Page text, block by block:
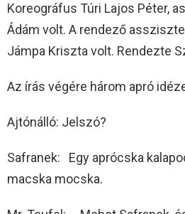
Koreográfus Túri Lajos Péter,
Ádám volt. A rendező
Jámpa Kriszta volt. Rendezte
Az írás végére három apró
Ajtónálló: Jelszó?
Safranek: Egy aprócska
macska mocska.